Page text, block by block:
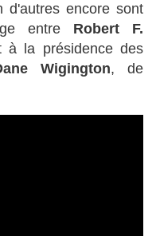
d'autres encore sont
entre Robert F.
à la présidence des
Wigington, de